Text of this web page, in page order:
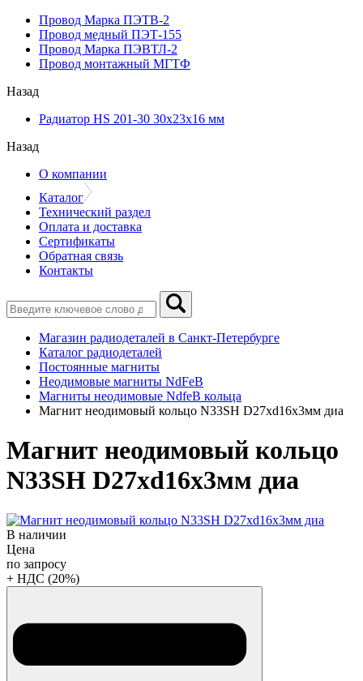
Провод Марка ПЭТВ-2
Провод медный ПЭТ-155
Провод Марка ПЭВТЛ-2
Провод монтажный МГТФ
Назад
Радиатор HS 201-30 30х23х16 мм
Назад
О компании
Каталог
Технический раздел
Оплата и доставка
Сертификаты
Обратная связь
Контакты
Магазин радиодеталей в Санкт-Петербурге
Каталог радиодеталей
Постоянные магниты
Неодимовые магниты NdFeB
Магниты неодимовые NdfeB кольца
Магнит неодимовый кольцо N33SH D27хd16х3мм диа
Магнит неодимовый кольцо
N33SH D27хd16х3мм диа
В наличии
Цена
по запросу
+ НДС (20%)